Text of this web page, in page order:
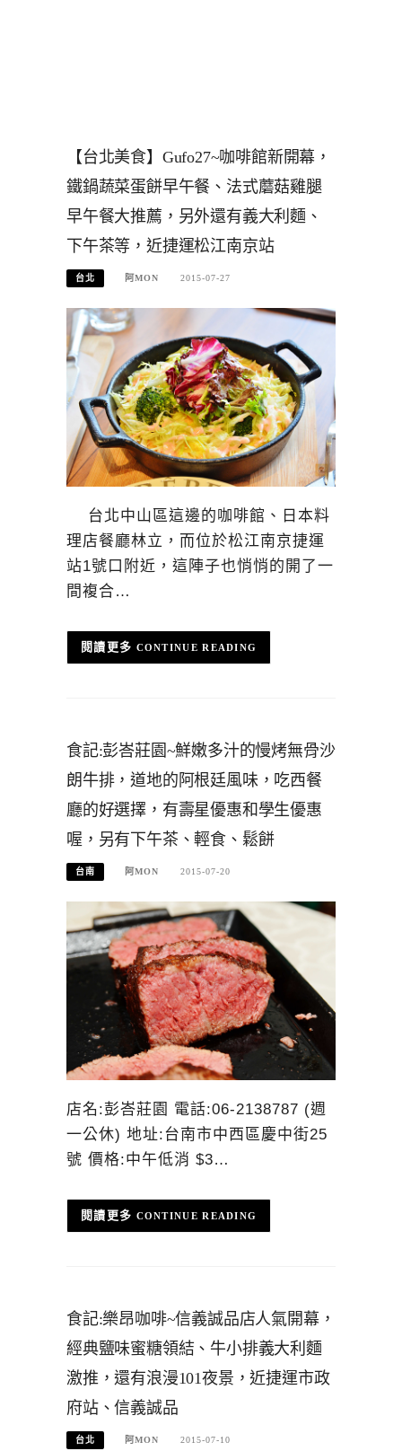
【台北美食】Gufo27~咖啡館新開幕，
鐵鍋蔬菜蛋餅早午餐、法式蘑菇雞腿
早午餐大推薦，另外還有義大利麵、
下午茶等，近捷運松江南京站
台北 阿MON 2015-07-27
台北中山區這邊的咖啡館、日本料
理店餐廳林立，而位於松江南京捷運
站1號口附近，這陣子也悄悄的開了一
間複合…
CONTINUE READING
食記:彭峇莊園~鮮嫩多汁的慢烤無骨沙
朗牛排，道地的阿根廷風味，吃西餐
廳的好選擇，有壽星優惠和學生優惠
喔，另有下午茶、輕食、鬆餅
台南 阿MON 2015-07-20
店名:彭峇莊園 電話:06-2138787 (週
一公休) 地址:台南市中西區慶中街25
號 價格:中午低消 $3…
CONTINUE READING
食記:樂昂咖啡~信義誠品店人氣開幕，
經典鹽味蜜糖領結、牛小排義大利麵
激推，還有浪漫101夜景，近捷運市政
府站、信義誠品
台北 阿MON 2015-07-10